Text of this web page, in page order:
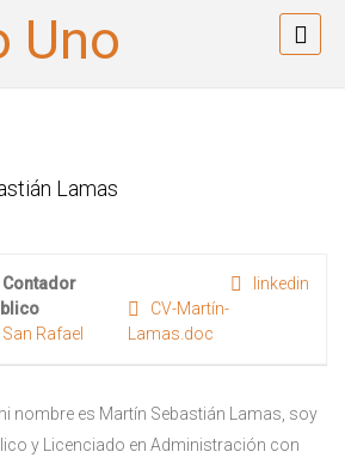
Lamas
linkedin
CV-Martín-
Lamas.doc
Contador
San Rafael
nombre es Martín Sebastián Lamas, soy
y Licenciado en Administración con